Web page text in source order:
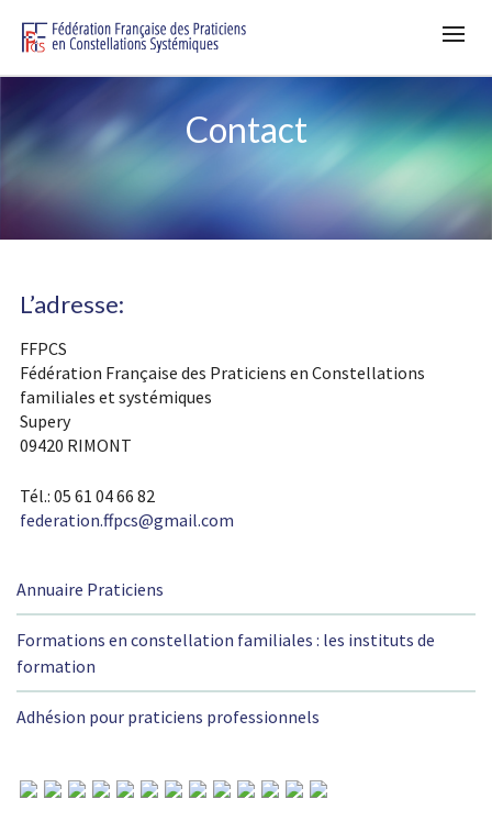
Contact
L’adresse:
FFPCS
Fédération Française des Praticiens en Constellations
familiales et systémiques
Supery
09420 RIMONT
Tél.: 05 61 04 66 82
federation.ffpcs@gmail.com
Annuaire Praticiens
Formations en constellation familiales : les instituts de
formation
Adhésion pour praticiens professionnels